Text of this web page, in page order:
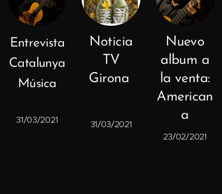
Entrevista
Catalunya
Música
31/03/2021
Noticia
TV
Girona
31/03/2021
Nuevo
album a
la venta:
American
a
23/02/2021